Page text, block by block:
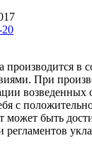
производится в
При
возведенных
с
может быть